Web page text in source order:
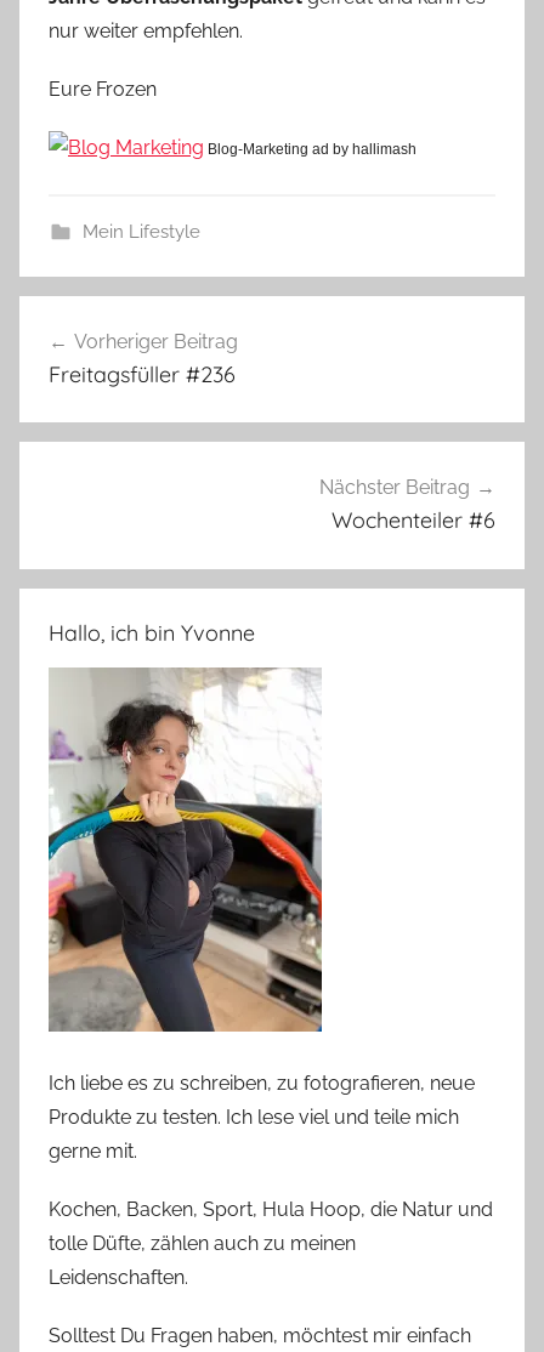
nur weiter empfehlen.
Eure Frozen
Blog-Marketing ad by hallimash
Mein Lifestyle
Vorheriger Beitrag
Freitagsfüller #236
Nächster Beitrag
Wochenteiler #6
Hallo, ich bin Yvonne
Ich liebe es zu schreiben, zu fotografieren, neue
Produkte zu testen. Ich lese viel und teile mich
gerne mit.
Kochen, Backen, Sport, Hula Hoop, die Natur und
tolle Düfte, zählen auch zu meinen
Leidenschaften.
Solltest Du Fragen haben, möchtest mir einfach